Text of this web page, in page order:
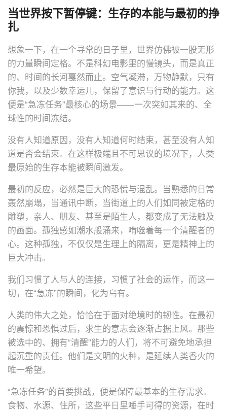
当世界按下暂停键：生存的本能与最初的挣
扎
想象一下，在一个寻常的日子里，世界仿佛被一股无形
的力量瞬间定格。不是科幻电影里的慢镜头，而是真正
的、时间的长河戛然而止。空气凝滞，万物静默，只有
你我，以及少数幸运儿，保留了意识与行动的能力。这
便是“急冻任务”最核心的场景——一次突如其来的、全
球性的时间冻结。
没有人知道原因，没有人知道何时结束，甚至没有人知
道是否会结束。在这样极端且不可思议的境况下，人类
最原始的生存本能被瞬间激发。
最初的反应，必然是巨大的恐慌与混乱。当熟悉的日常
轰然崩塌，当通讯中断，当街道上的人们如同被定格的
雕塑，亲人、朋友、甚至是陌生人，都变成了无法触及
的画面。孤独感如潮水般涌来，啃噬着每一个清醒者的
心。这种孤独，不仅仅是生理上的隔离，更是精神上的
巨大冲击。
我们习惯了人与人的连接，习惯了社会的运作，而这一
切，在“急冻”的瞬间，化为乌有。
人类的伟大之处，恰恰在于面对绝境时的韧性。在最初
的震惊和恐惧过后，求生的意志会逐渐占据上风。那些
被选中的、拥有“清醒”能力的人们，将不可避免地承担
起沉重的责任。他们是文明的火种，是延续人类香火的
唯一希望。
“急冻任务”的首要挑战，便是保障最基本的生存需求。
食物、水源、住所，这些平日里唾手可得的资源，在时